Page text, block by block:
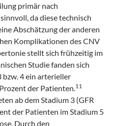
primär nach
da diese technisch
Abschätzung der anderen
Komplikationen des CNV
stellt sich frühzeitig im
Studie fanden sich
bzw. 4 ein arterieller
der Patienten.11
ab dem Stadium 3 (GFR
der Patienten im Stadium 5
Durch den